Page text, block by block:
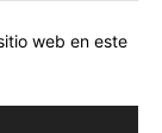
web en este